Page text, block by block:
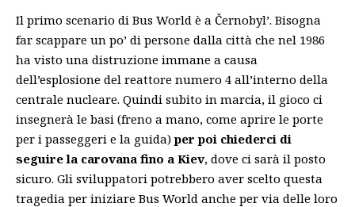
Il primo scenario di Bus World è a Černobyl’. Bisogna
far scappare un po’ di persone dalla città che nel 1986
ha visto una distruzione immane a causa
dell’esplosione del reattore numero 4 all’interno della
centrale nucleare. Quindi subito in marcia, il gioco ci
insegnerà le basi (freno a mano, come aprire le porte
per i passeggeri e la guida)per poi chiederci di
seguire la carovana fino a Kiev, dove ci sarà il posto
sicuro. Gli sviluppatori potrebbero aver scelto questa
tragedia per iniziare Bus World anche per via delle loro